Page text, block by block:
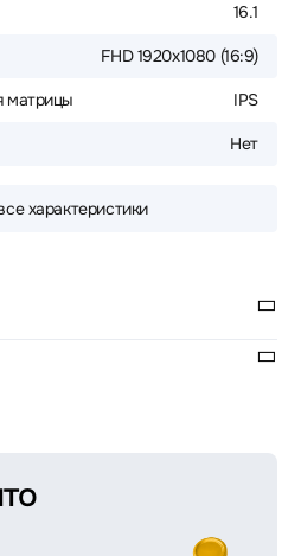
16.1
FHD 1920x1080 (16:9)
матрицы IPS
Нет
характеристики